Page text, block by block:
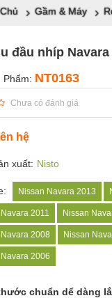
Gầm & Máy
đầu nhíp Navara
Phẩm: NT0163
Chưa có đánh giá
hệ
xuất: Nisto
Nissan Navara 2013
2011 Nissan
2008 Nissan
2006
chuẩn dể dàng